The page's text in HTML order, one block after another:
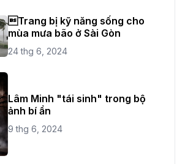
Trang bị kỹ năng sống cho
mùa mưa bão ở Sài Gòn
24 thg 6, 2024
Lâm Minh "tái sinh" trong bộ
ảnh bí ẩn
9 thg 6, 2024